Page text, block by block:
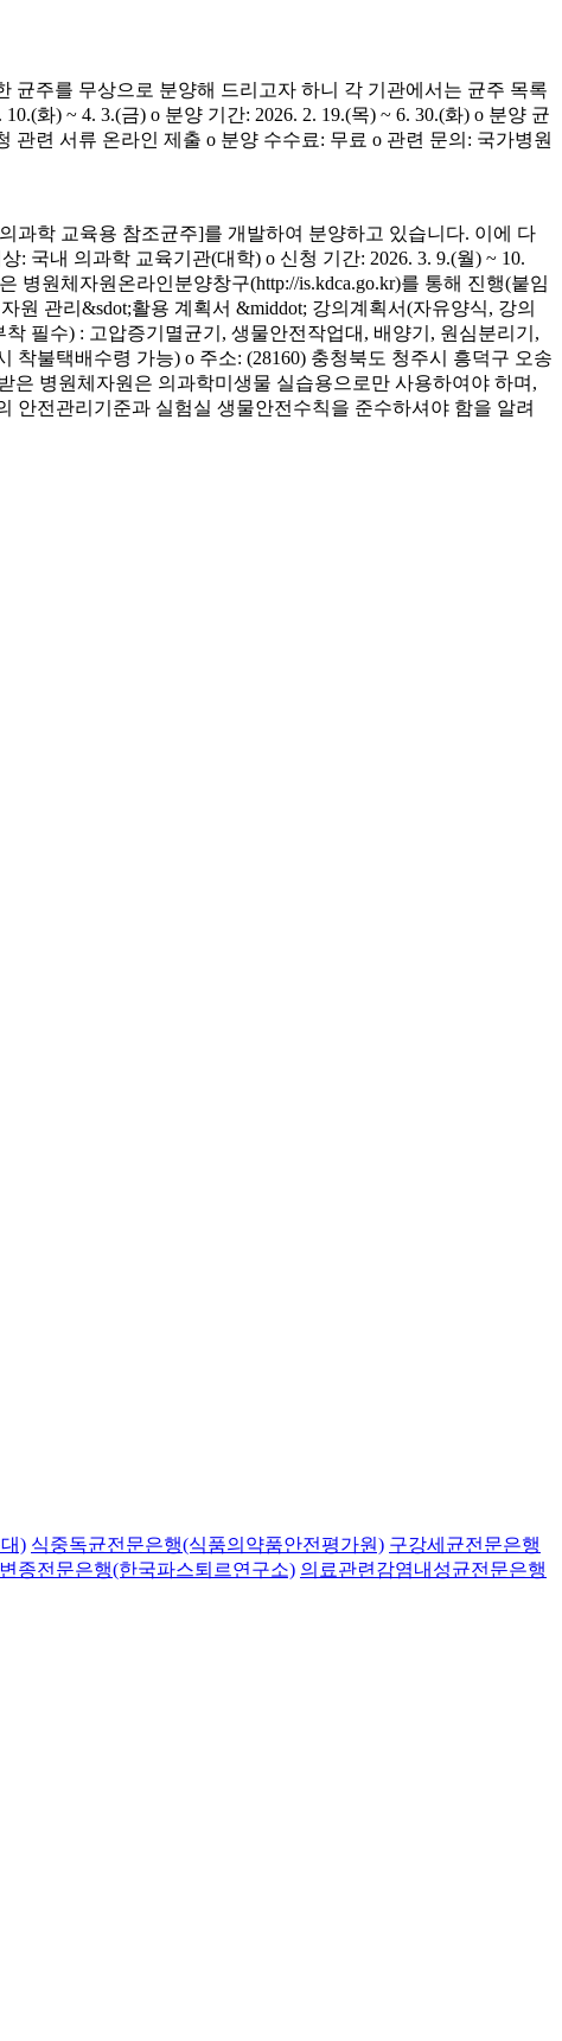
주를 무상으로 분양해 드리고자 하니 각 기관에서는 균주 목록
화) ~ 4. 3.(금) o 분양 기간: 2026. 2. 19.(목) ~ 6. 30.(화) o 분양 균
관련 서류 온라인 제출 o 분양 수수료: 무료 o 관련 문의: 국가병원
과학 교육용 참조균주]를 개발하여 분양하고 있습니다. 이에 다
국내 의과학 교육기관(대학) o 신청 기간: 2026. 3. 9.(월) ~ 10.
병원체자원온라인분양창구(http://is.kdca.go.kr)를 통해 진행(붙임
원 관리&sdot;활용 계획서 &middot; 강의계획서(자유양식, 강의
필수) : 고압증기멸균기, 생물안전작업대, 배양기, 원심분리기,
착불택배수령 가능) o 주소: (28160) 충청북도 청주시 흥덕구 오송
은 병원체자원은 의과학미생물 실습용으로만 사용하여야 하며,
안전관리기준과 실험실 생물안전수칙을 준수하셔야 함을 알려
) 식중독균전문은행(식품의약품안전평가원) 구강세균전문은행
변종전문은행(한국파스퇴르연구소) 의료관련감염내성균전문은행